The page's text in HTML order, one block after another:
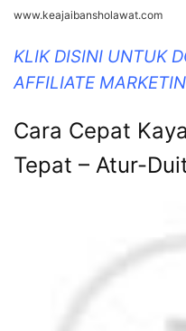
www.keajaibansholawat.com
KLIK DISINI UNTUK
AFFILIATE
Cara Cepat
Tepat – Atur-